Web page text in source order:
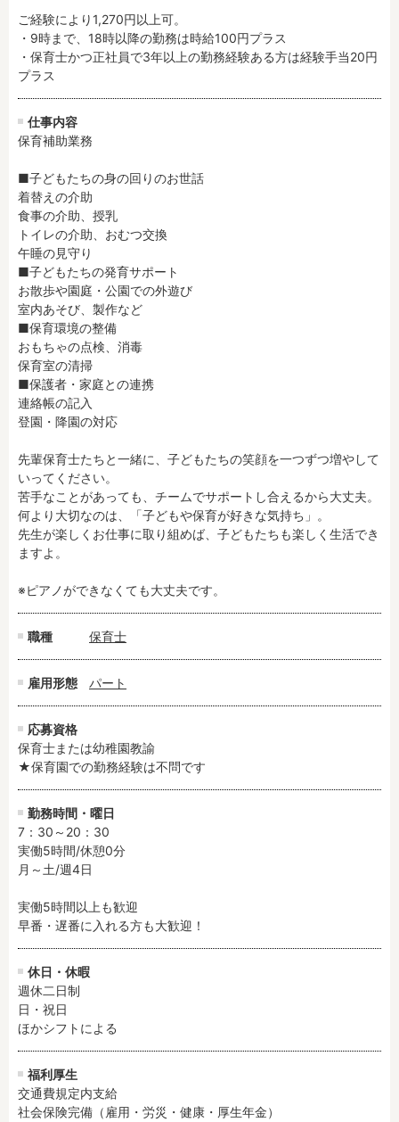
ご経験により1,270円以上可。
・9時まで、18時以降の勤務は時給100円プラス
・保育士かつ正社員で3年以上の勤務経験ある方は経験手当20円
プラス
仕事内容
保育補助業務
■子どもたちの身の回りのお世話
着替えの介助
食事の介助、授乳
トイレの介助、おむつ交換
午睡の見守り
■子どもたちの発育サポート
お散歩や園庭・公園での外遊び
室内あそび、製作など
■保育環境の整備
おもちゃの点検、消毒
保育室の清掃
■保護者・家庭との連携
連絡帳の記入
登園・降園の対応
先輩保育士たちと一緒に、子どもたちの笑顔を一つずつ増やして
いってください。
苦手なことがあっても、チームでサポートし合えるから大丈夫。
何より大切なのは、「子どもや保育が好きな気持ち」。
先生が楽しくお仕事に取り組めば、子どもたちも楽しく生活でき
ますよ。
※ピアノができなくても大丈夫です。
職種 保育士
雇用形態 パート
応募資格
保育士または幼稚園教諭
★保育園での勤務経験は不問です
勤務時間・曜日
7：30～20：30
実働5時間/休憩0分
月～土/週4日
実働5時間以上も歓迎
早番・遅番に入れる方も大歓迎！
休日・休暇
週休二日制
日・祝日
ほかシフトによる
福利厚生
交通費規定内支給
社会保険完備（雇用・労災・健康・厚生年金）
特徴
時間固定
土日祝休み
13時までのお仕事
13時以降スタート
実働5時間以内
土日祝のお仕事
時給1600円～
社会保険完備
資格不問
男性保育士
オープニング求人
小規模保育園
株式会社
〜
フリーワード検索